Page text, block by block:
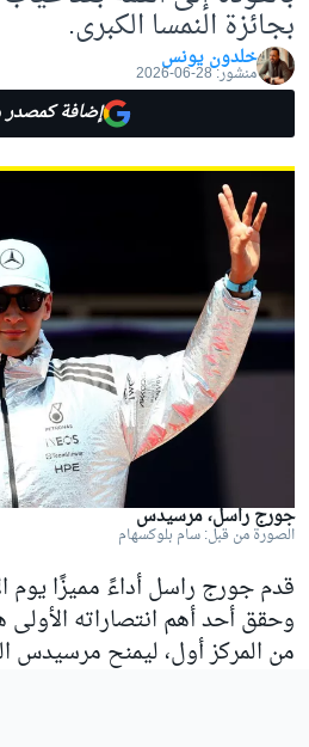
بجائزة النمسا الكبرى.
خلدون يونس
منشور:28-06-2026
إضافة
جورج راسل، مرسيدس
الصورة من قبل: سام بلوكسهام
قدم جورج راسل أداءً مميزًا يوم
وحقق أحد أهم انتصاراته الأولى
من المركز أول، ليمنح مرسيدس